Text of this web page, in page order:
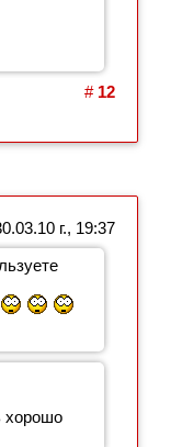
# 12
г., 19:37
хорошо